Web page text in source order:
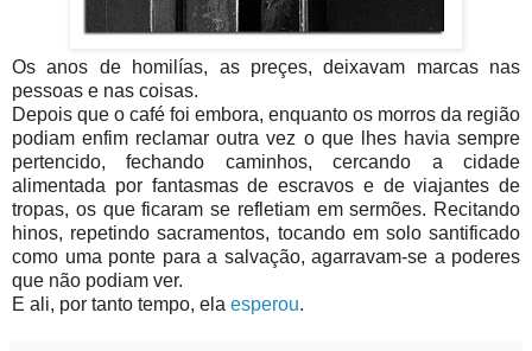
Os anos de homilías, as preçes, deixavam marcas nas
pessoas e nas coisas.
Depois que o café foi embora, enquanto os morros da região
podiam enfim reclamar outra vez o que lhes havia sempre
pertencido, fechando caminhos, cercando a cidade
alimentada por fantasmas de escravos e de viajantes de
tropas, os que ficaram se refletiam em sermões. Recitando
hinos, repetindo sacramentos, tocando em solo santificado
como uma ponte para a salvação, agarravam-se a poderes
que não podiam ver.
E ali, por tanto tempo, ela esperou.